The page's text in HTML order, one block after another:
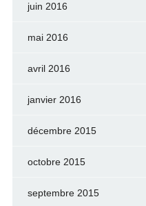
juin 2016
mai 2016
avril 2016
janvier 2016
décembre 2015
octobre 2015
septembre 2015